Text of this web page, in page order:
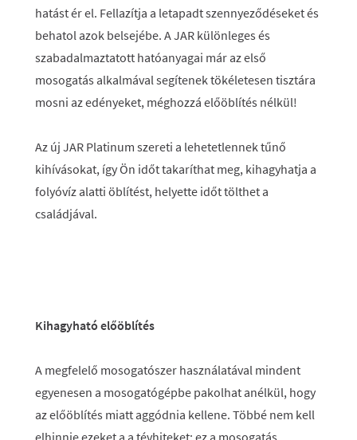
hatást ér el. Fellazítja a letapadt szennyeződéseket és
behatol azok belsejébe. A JAR különleges és
szabadalmaztatott hatóanyagai már az első
mosogatás alkalmával segítenek tökéletesen tisztára
mosni az edényeket, méghozzá előöblítés nélkül!
Az új JAR Platinum szereti a lehetetlennek tűnő
kihívásokat, így Ön időt takaríthat meg, kihagyhatja a
folyóvíz alatti öblítést, helyette időt tölthet a
családjával.
Kihagyható előöblítés
A megfelelő mosogatószer használatával mindent
egyenesen a mosogatógépbe pakolhat anélkül, hogy
az előöblítés miatt aggódnia kellene. Többé nem kell
elhinnie ezeket a a tévhiteket; ez a mosogatás